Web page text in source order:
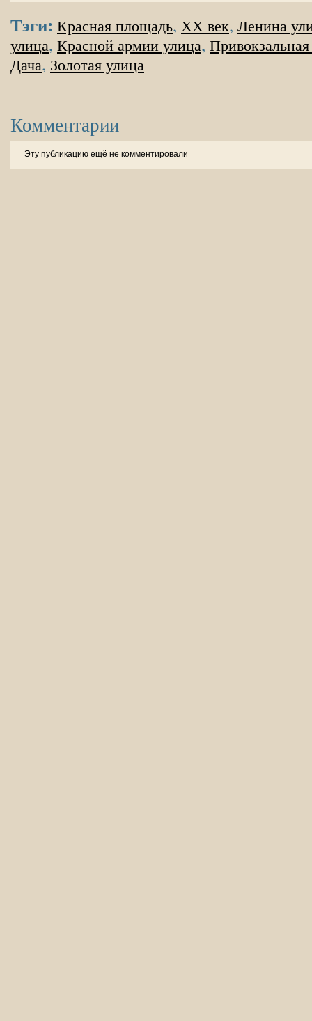
Тэги: Красная площадь, XX век, Ленина
улица, Красной армии улица,
Дача, Золотая улица
Комментарии
Эту публикацию ещё не комментировали